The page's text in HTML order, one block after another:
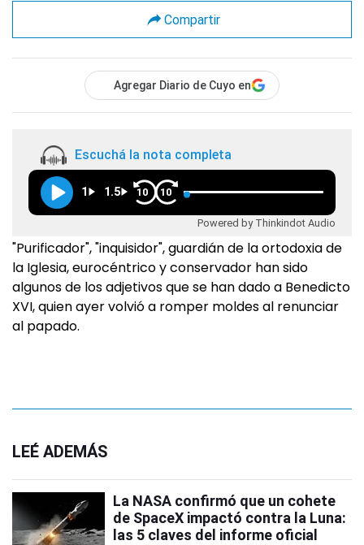
Compartir
Agregar Diario de Cuyo en
Escuchá la nota completa
1 1.5 10 10
Powered by Thinkindot Audio
"Purificador", "inquisidor", guardián de la ortodoxia de
la Iglesia, eurocéntrico y conservador han sido
algunos de los adjetivos que se han dado a Benedicto
XVI, quien ayer volvió a romper moldes al renunciar
al papado.
LEÉ ADEMÁS
La NASA confirmó que un cohete
de SpaceX impactó contra la Luna:
las 5 claves del informe oficial